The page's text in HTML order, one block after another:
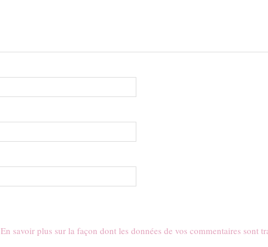
En savoir plus sur la façon dont les données de vos commentaires sont